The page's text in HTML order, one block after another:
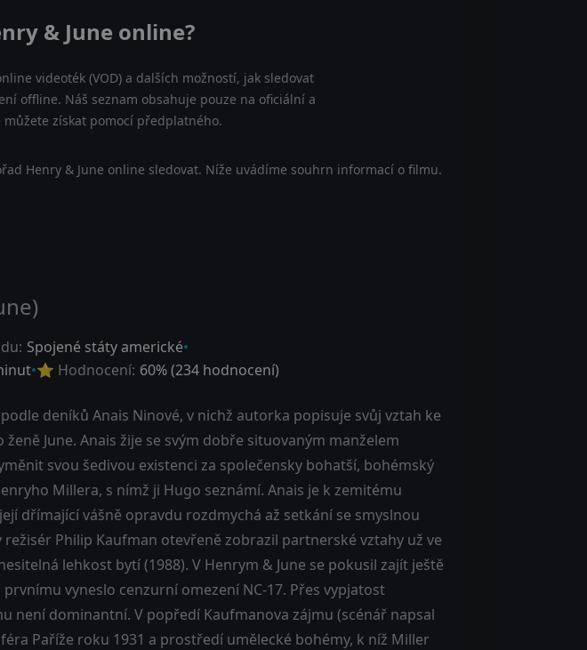
& June online?
videoték (VOD) a dalších možností, jak sledovat
offline. Náš seznam obsahuje pouze na oficiální a
získat pomocí předplatného.
Henry & June online sledovat. Níže uvádíme souhrn informací o filmu.
Spojené státy americké
⭐ Hodnocení: 60% (234 hodnocení)
deníků Anais Ninové, v nichž autorka popisuje svůj vztah ke
June. Anais žije se svým dobře situovaným manželem
svou šedivou existenci za společensky bohatší, bohémský
Millera, s nímž ji Hugo seznámí. Anais je k zemitému
dřímající vášně opravdu rozdmychá až setkání se smyslnou
Philip Kaufman otevřeně zobrazil partnerské vztahy už ve
lehkost bytí (1988). V Henrym & June se pokusil zajít ještě
vyneslo cenzurní omezení NC-17. Přes vypjatost
není dominantní. V popředí Kaufmanova zájmu (scénář napsal
Paříže roku 1931 a prostředí umělecké bohémy, k níž Miller